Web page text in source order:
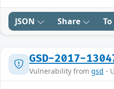
JSON Share
GSD-2017-
Vulnerability from gsd -